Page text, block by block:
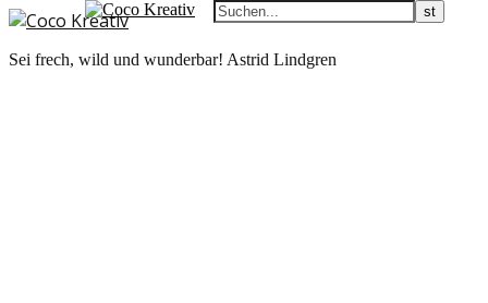
Sei frech, wild und wunderbar! Astrid Lindgren